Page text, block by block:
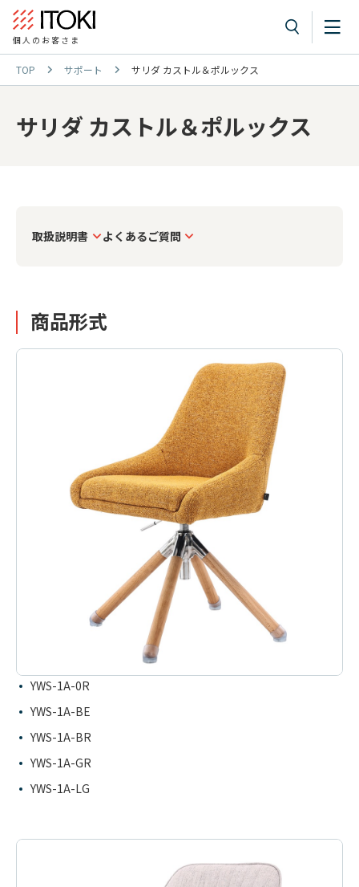
個人のお客さま
TOP サポート サリダ カストル＆ポルックス
サリダ カストル＆ポルックス
取扱説明書 よくあるご質問
商品形式
YWS-1A-0R
YWS-1A-BE
YWS-1A-BR
YWS-1A-GR
YWS-1A-LG